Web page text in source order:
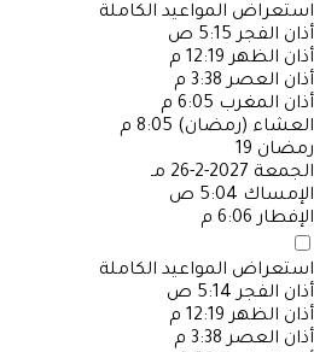
استعراض المواعيد الكاملة
أذان الفجر 5:15 ص
أذان الظهر 12:19 م
أذان العصر 3:38 م
أذان المغرب 6:05 م
العشاء (رمضان) 8:05 م
رمضان 19
الجمعة 2027-2-26 مـ
الإمساك 5:04 ص
الإفطار 6:06 م
استعراض المواعيد الكاملة
أذان الفجر 5:14 ص
أذان الظهر 12:19 م
أذان العصر 3:38 م